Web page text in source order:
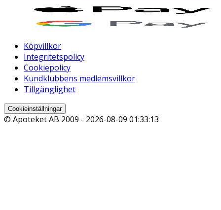
Köpvillkor
Integritetspolicy
Cookiepolicy
Kundklubbens medlemsvillkor
Tillgänglighet
Cookieinställningar
© Apoteket AB 2009 - 2026-08-09 01:33:13